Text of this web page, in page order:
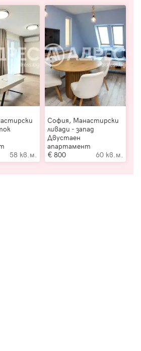
58 кв.м.
София, Манастирски
ливади - запад
Двустаен
апартамент
800
60 кв.м.